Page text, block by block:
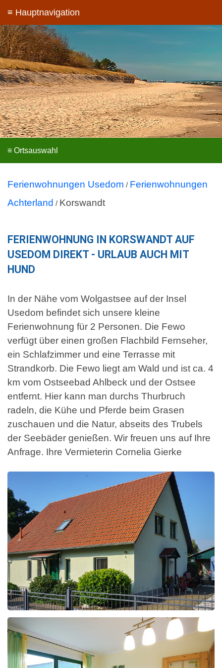
Ferienwohnungen Usedom / Ferienwohnungen
Achterland / Korswandt
FERIENWOHNUNG IN KORSWANDT AUF
USEDOM DIREKT - URLAUB AUCH MIT
HUND
In der Nähe vom Wolgastsee auf der Insel
Usedom befindet sich unsere kleine
Ferienwohnung für 2 Personen. Die Fewo
verfügt über einen großen Flachbild Fernseher,
ein Schlafzimmer und eine Terrasse mit
Strandkorb. Die Fewo liegt am Wald und ist ca. 4
km vom Ostseebad Ahlbeck und der Ostsee
entfernt. Hier kann man durchs Thurbruch
radeln, die Kühe und Pferde beim Grasen
zuschauen und die Natur, abseits des Trubels
der Seebäder genießen. Wir freuen uns auf Ihre
Anfrage. Ihre Vermieterin Cornelia Gierke